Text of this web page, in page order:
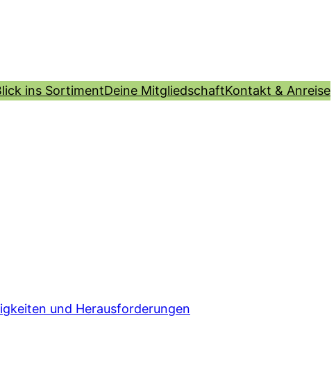
ins SortimentDeine MitgliedschaftKontakt & Anreise